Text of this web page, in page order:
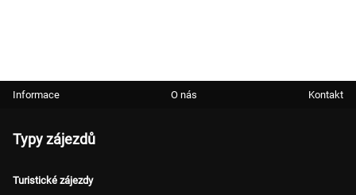
Informace O nás Kontakt
Typy zájezdů
Turistické zájezdy